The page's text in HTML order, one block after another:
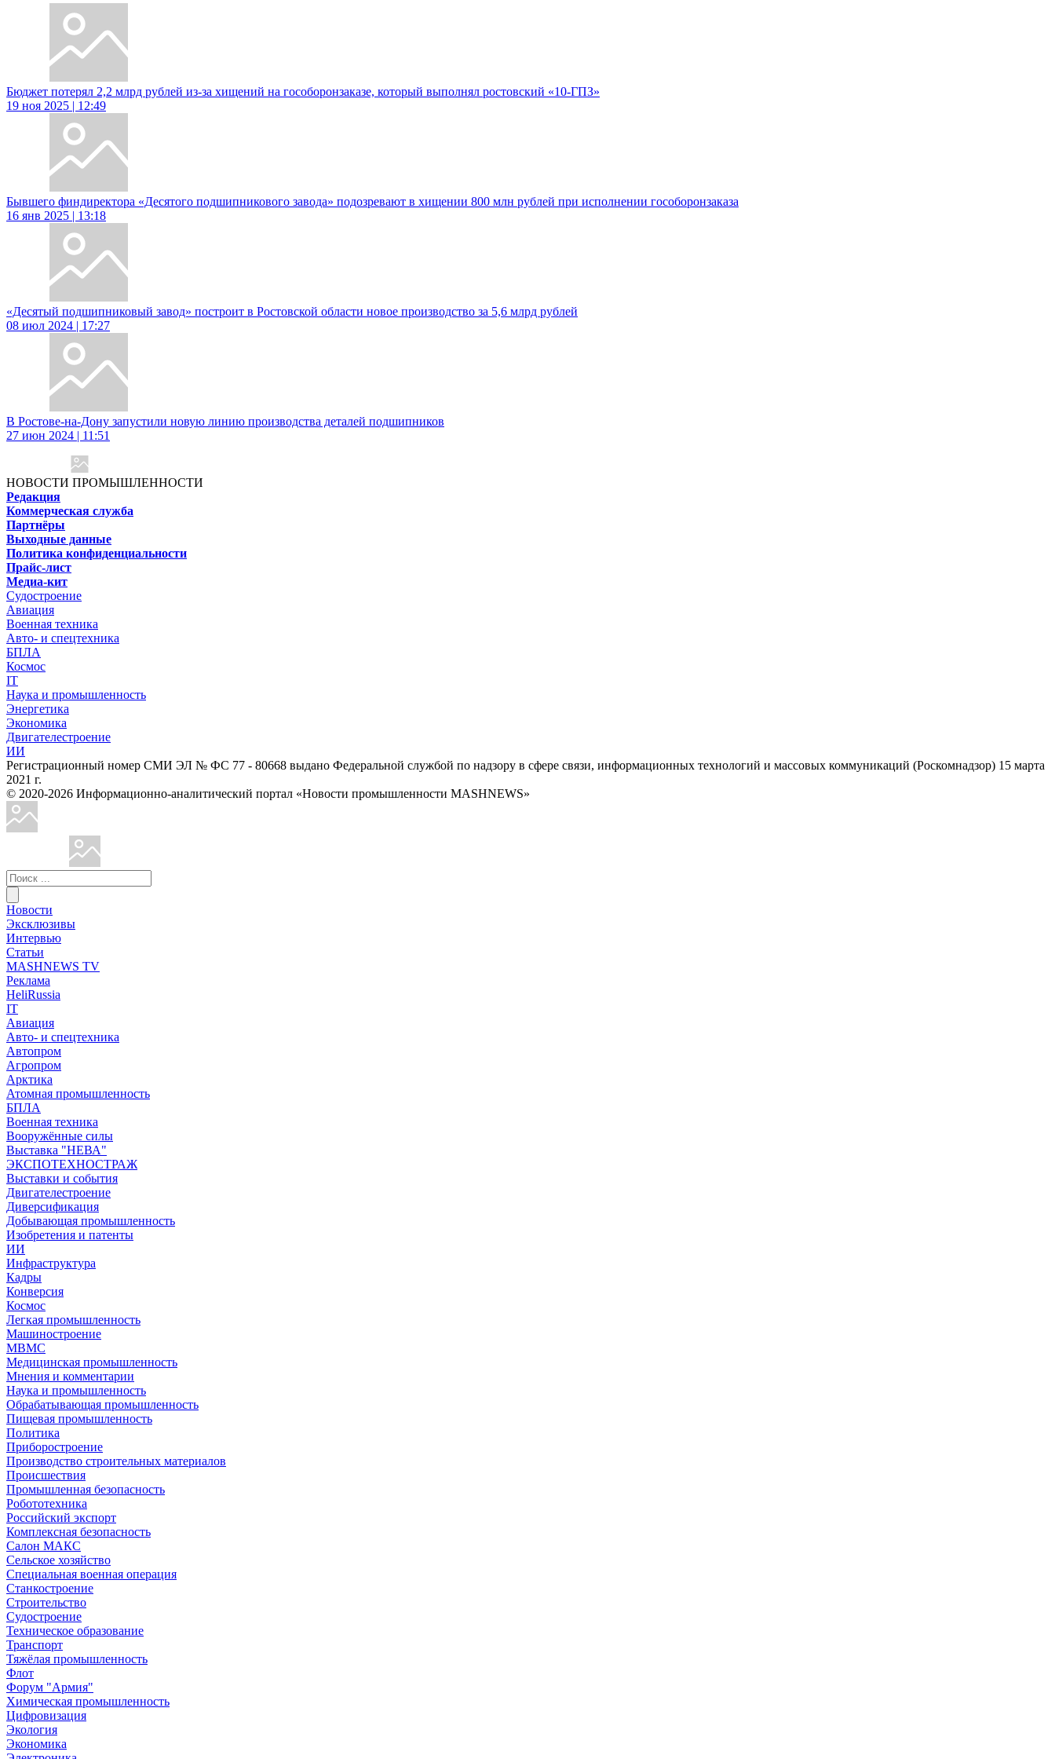
Бюджет потерял 2,2 млрд рублей из-за хищений на гособоронзаказе, который выполнял ростовский «10-ГПЗ»
19 ноя 2025 | 12:49
Бывшего финдиректора «Десятого подшипникового завода» подозревают в хищении 800 млн рублей при исполнении гособоронзаказа
16 янв 2025 | 13:18
«Десятый подшипниковый завод» построит в Ростовской области новое производство за 5,6 млрд рублей
08 июл 2024 | 17:27
В Ростове-на-Дону запустили новую линию производства деталей подшипников
27 июн 2024 | 11:51
НОВОСТИ ПРОМЫШЛЕННОСТИ
Редакция
Коммерческая служба
Партнёры
Выходные данные
Политика конфиденциальности
Прайс-лист
Медиа-кит
Судостроение
Авиация
Военная техника
Авто- и спецтехника
БПЛА
Космос
IT
Наука и промышленность
Энергетика
Экономика
Двигателестроение
ИИ
Регистрационный номер СМИ ЭЛ № ФС 77 - 80668 выдано Федеральной службой по надзору в сфере связи, информационных технологий и массовых коммуникаций (Роскомнадзор) 15 марта
2021 г.
© 2020-2026 Информационно-аналитический портал «Новости промышленности MASHNEWS»
Новости
Эксклюзивы
Интервью
Статьи
MASHNEWS TV
Реклама
HeliRussia
IT
Авиация
Авто- и спецтехника
Автопром
Агропром
Арктика
Атомная промышленность
БПЛА
Военная техника
Вооружённые силы
Выставка "НЕВА"
ЭКСПОТЕХНОСТРАЖ
Выставки и события
Двигателестроение
Диверсификация
Добывающая промышленность
Изобретения и патенты
ИИ
Инфраструктура
Кадры
Конверсия
Космос
Легкая промышленность
Машиностроение
МВМС
Медицинская промышленность
Мнения и комментарии
Наука и промышленность
Обрабатывающая промышленность
Пищевая промышленность
Политика
Приборостроение
Производство строительных материалов
Происшествия
Промышленная безопасность
Робототехника
Российский экспорт
Комплексная безопасность
Салон МАКС
Сельское хозяйство
Специальная военная операция
Станкостроение
Строительство
Судостроение
Техническое образование
Транспорт
Тяжёлая промышленность
Флот
Форум "Армия"
Химическая промышленность
Цифровизация
Экология
Экономика